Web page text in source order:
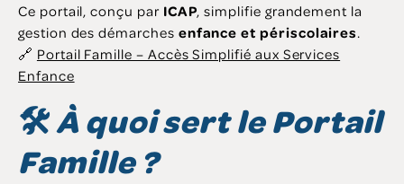
Ce portail, conçu par ICAP, simplifie grandement la
gestion des démarches enfance et périscolaires.
🔗 Portail Famille – Accès Simplifié aux Services
Enfance
🛠️À quoi sert le Portail
Famille ?